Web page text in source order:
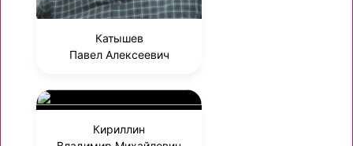
Катышев
Павел Алексеевич
Кириллин